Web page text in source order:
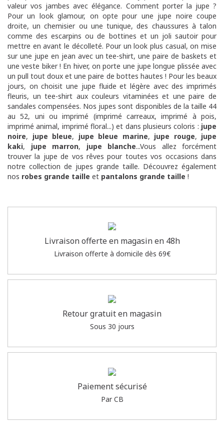
valeur vos jambes avec élégance. Comment porter la jupe ?
Pour un look glamour, on opte pour une jupe noire coupe
droite, un chemisier ou une tunique, des chaussures à talon
comme des escarpins ou de bottines et un joli sautoir pour
mettre en avant le décolleté. Pour un look plus casual, on mise
sur une jupe en jean avec un tee-shirt, une paire de baskets et
une veste biker ! En hiver, on porte une jupe longue plissée avec
un pull tout doux et une paire de bottes hautes ! Pour les beaux
jours, on choisit une jupe fluide et légère avec des imprimés
fleuris, un tee-shirt aux couleurs vitaminées et une paire de
sandales compensées. Nos jupes sont disponibles de la taille 44
au 52, uni ou imprimé (imprimé carreaux, imprimé à pois,
imprimé animal, imprimé floral...) et dans plusieurs coloris : jupe
noire, jupe bleue, jupe bleue marine, jupe rouge, jupe
kaki, jupe marron, jupe blanche...Vous allez forcément
trouver la jupe de vos rêves pour toutes vos occasions dans
notre collection de jupes grande taille. Découvrez également
nos robes grande taille et pantalons grande taille !
Livraison offerte en magasin en 48h
Livraison offerte à domicile dès 69€
Retour gratuit en magasin
Sous 30 jours
Paiement sécurisé
Par CB